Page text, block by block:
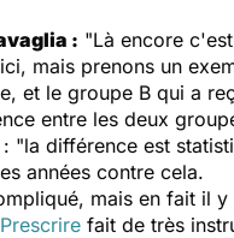
: "Là encore
mais prenons un
et le groupe B qui a
entre les deux
"la différence est
années contre cela.
mais en fait il
Prescrire fait de très